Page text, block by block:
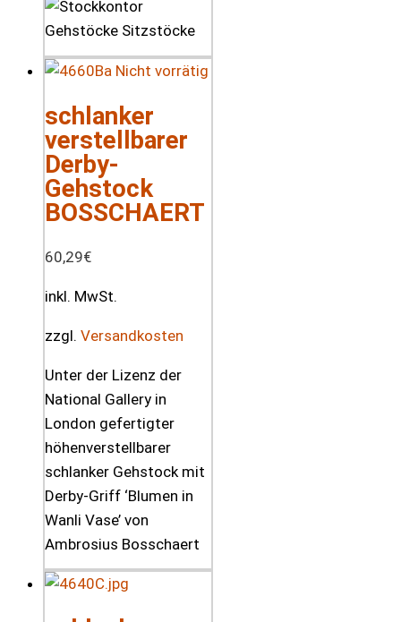
Nicht vorrätig
schlanker
verstellbarer
Derby-
Gehstock
BOSSCHAERT
60,29€
inkl. MwSt.
zzgl. Versandkosten
Unter der Lizenz der
National Gallery in
London gefertigter
höhenverstellbarer
schlanker Gehstock mit
Derby-Griff ‘Blumen in
Wanli Vase’ von
Ambrosius Bosschaert